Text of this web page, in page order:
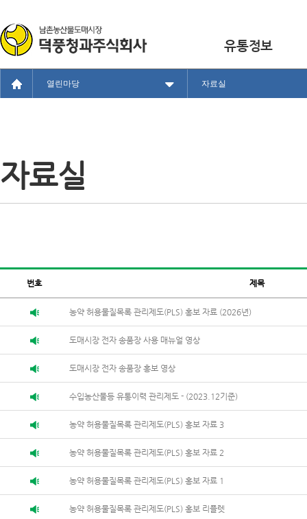
유통정보
열린마당 자료실
자료실
번호 제목
농약 허용물질목록 관리제도(PLS) 홍보 자료 (2026년)
도매시장 전자 송품장 사용 매뉴얼 영상
도매시장 전자 송품장 홍보 영상
수입농산물등 유통이력 관리제도 - (2023.12기준)
농약 허용물질목록 관리제도(PLS) 홍보 자료 3
농약 허용물질목록 관리제도(PLS) 홍보 자료 2
농약 허용물질목록 관리제도(PLS) 홍보 자료 1
농약 허용물질목록 관리제도(PLS) 홍보 리플렛